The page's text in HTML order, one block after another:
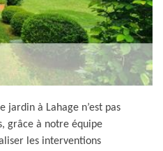
jardin à Lahage n’est pas
grâce à notre équipe
les interventions